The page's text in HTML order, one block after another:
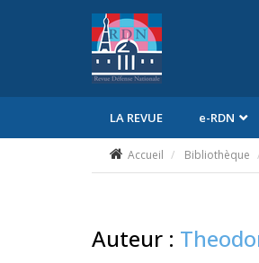
LA REVUE e-RDN
Accueil Bibliothèque
Auteur :